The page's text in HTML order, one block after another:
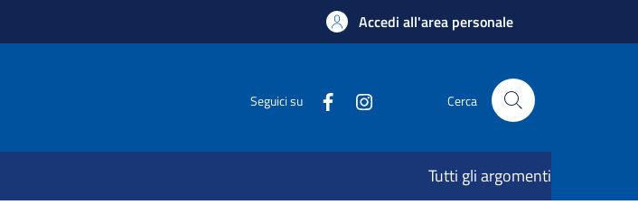
Accedi all'area personale
Seguici su Cerca
Tutti gli argomenti